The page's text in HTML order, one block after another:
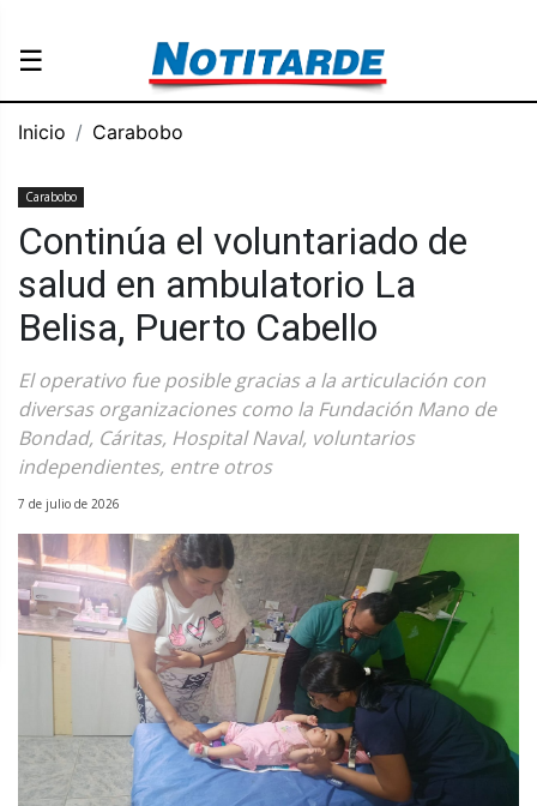
☰
Inicio Carabobo
Carabobo
Continúa el voluntariado de
salud en ambulatorio La
Belisa, Puerto Cabello
El operativo fue posible gracias a la articulación con
diversas organizaciones como la Fundación Mano de
Bondad, Cáritas, Hospital Naval, voluntarios
independientes, entre otros
7 de julio de 2026